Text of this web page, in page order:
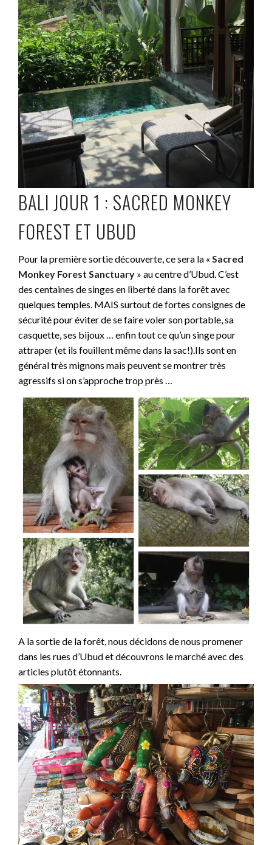
BALI JOUR 1 : SACRED MONKEY
FOREST ET UBUD
Pour la première sortie découverte, ce sera la « Sacred
Monkey Forest Sanctuary » au centre d’Ubud. C’est
des centaines de singes en liberté dans la forêt avec
quelques temples. MAIS surtout de fortes consignes de
sécurité pour éviter de se faire voler son portable, sa
casquette, ses bijoux … enfin tout ce qu’un singe pour
attraper (et ils fouillent même dans la sac!).Ils sont en
général très mignons mais peuvent se montrer très
agressifs si on s’approche trop près …
A la sortie de la forêt, nous décidons de nous promener
dans les rues d’Ubud et découvrons le marché avec des
articles plutôt étonnants.